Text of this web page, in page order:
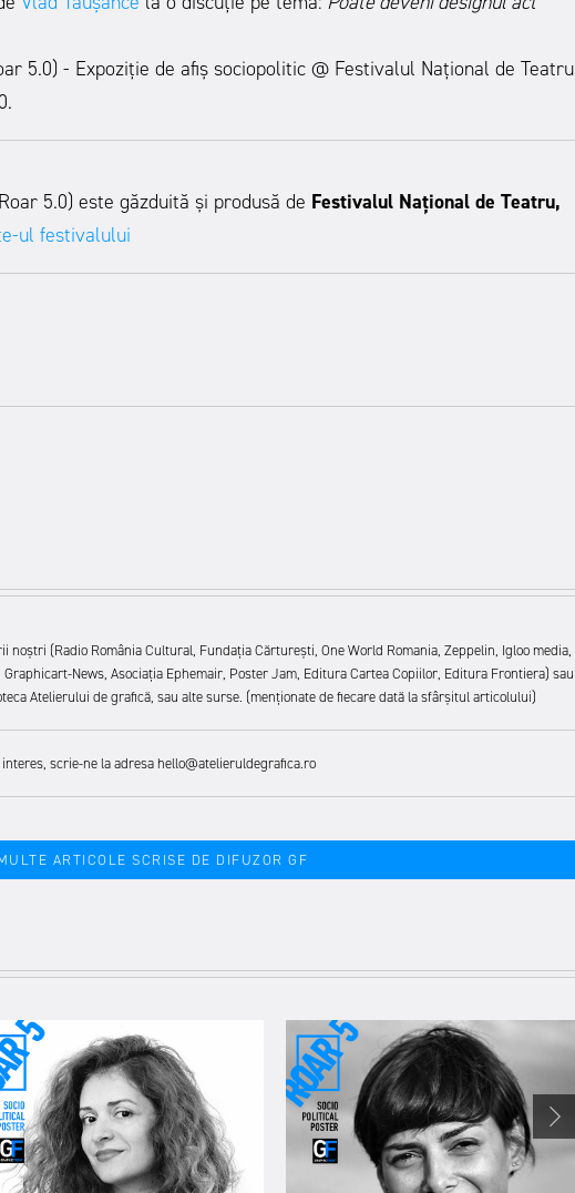
5.0) - Expoziție de afiș sociopolitic @ Festivalul Național de Teatru
5.0) este găzduită și produsă de Festivalul Național de Teatru,
ul festivalului
(Radio România Cultural, Fundația Cărturești, One World Romania, Zeppelin, Igloo media,
News, Asociația Ephemair, Poster Jam, Editura Cartea Copiilor, Editura Frontiera) sau
Atelierului de grafică, sau alte surse. (menționate de fiecare dată la sfârșitul articolului)
scrie-ne la adresa hello@atelieruldegrafica.ro
ARTICOLE SCRISE DE DIFUZOR GF